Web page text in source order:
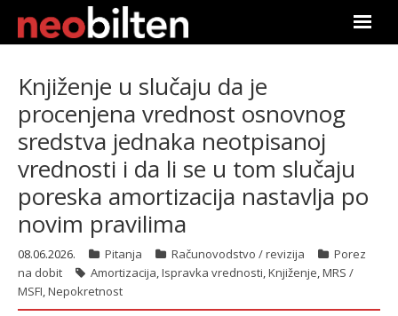
Претрага
Актуелно
Подаци
Линкови
О нама
Knjiženje u slučaju da je
procenjena vrednost osnovnog
sredstva jednaka neotpisanoj
vrednosti i da li se u tom slučaju
poreska amortizacija nastavlja po
novim pravilima
08.06.2026. Pitanja Računovodstvo / revizija
Porez
na dobit
Amortizacija,Ispravka vrednosti,Knjiženje,MRS /
MSFI,Nepokretnost